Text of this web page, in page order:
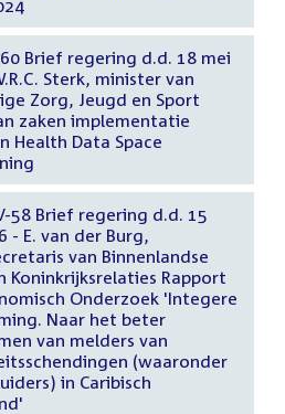
Brief regering d.d. 18 mei
Sterk, minister van
Zorg, Jeugd en Sport
zaken implementatie
Health Data Space
58 Brief regering d.d. 15
- E. van der Burg,
van Binnenlandse
Koninkrijksrelaties Rapport
Onderzoek 'Integere
Naar het beter
van melders van
(waaronder
in Caribisch